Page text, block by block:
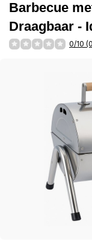
Barbecue
Draagbaar -
0/10